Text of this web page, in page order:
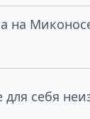
на
себя